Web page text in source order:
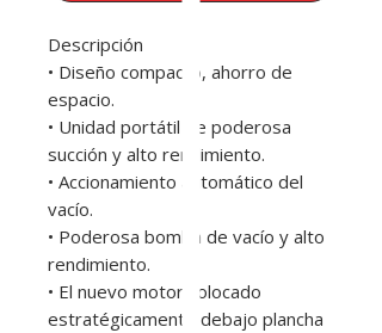
Descripción
• Diseño compacto, ahorro de
espacio.
• Unidad portátil de poderosa
succión y alto rendimiento.
• Accionamiento automático del
vacío.
• Poderosa bomba de vacío y alto
rendimiento.
• El nuevo motor colocado
estratégicamente debajo plancha